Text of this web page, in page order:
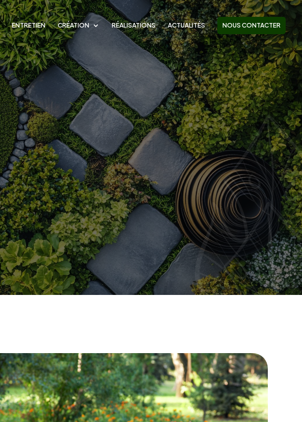
ENTRETIEN CRÉATION RÉALISATIONS ACTUALITÉS NOUS CONTACTER